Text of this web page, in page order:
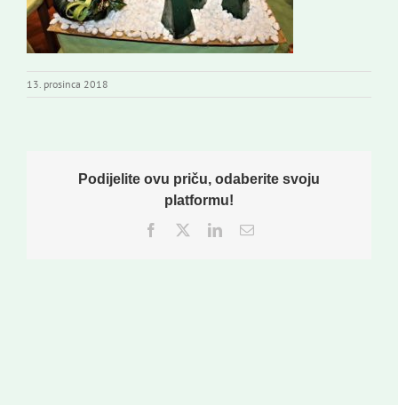
13. prosinca 2018
Podijelite ovu priču, odaberite svoju
platformu!
Facebook
TwitterLinkedInEmail: